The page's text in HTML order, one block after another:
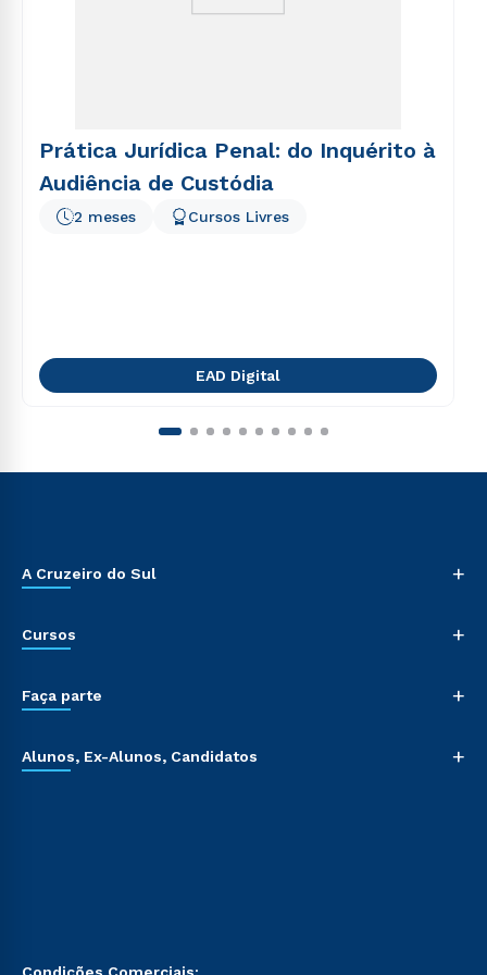
Prática Jurídica Penal: do Inquérito à
Audiência de Custódia
2 meses Cursos Livres
EAD Digital
A Cruzeiro do Sul +
Cursos +
Faça parte +
Alunos, Ex-Alunos, Candidatos +